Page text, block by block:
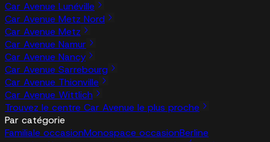
Car Avenue Lunéville
Car Avenue Metz Nord
Car Avenue Metz
Car Avenue Namur
Car Avenue Nancy
Car Avenue Sarrebourg
Car Avenue Thionville
Car Avenue Wittlich
Trouvez le centre Car Avenue le plus proche
Par catégorie
Familiale occasionMonospace occasionBerline